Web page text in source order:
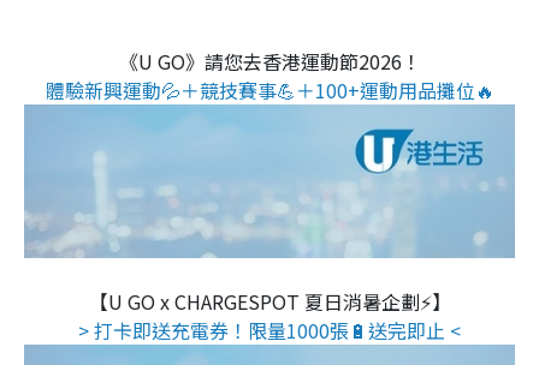
《U GO》請您去香港運動節2026！
體驗新興運動💦＋競技賽事💪＋100+運動用品攤位🔥
【U GO x CHARGESPOT 夏日消暑企劃⚡】
> 打卡即送充電券！限量1000張🔋送完即止 <